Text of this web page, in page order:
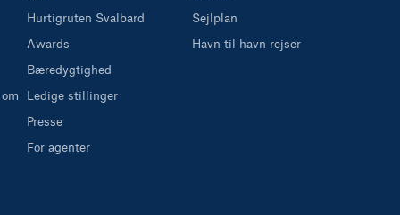
Hurtigruten Svalbard
Awards
Bæredygtighed
Ledige stillinger
Presse
For agenter
Sejlplan
Havn til havn rejser